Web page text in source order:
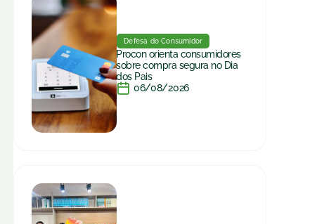
Defesa do Consumidor
Procon orienta consumidores
sobre compra segura no Dia
dos Pais
06/08/2026